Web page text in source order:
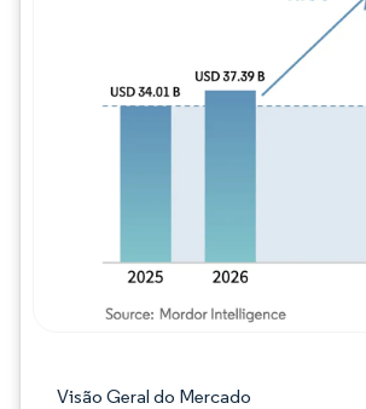
Visão Geral do Mercado
Imagem ©